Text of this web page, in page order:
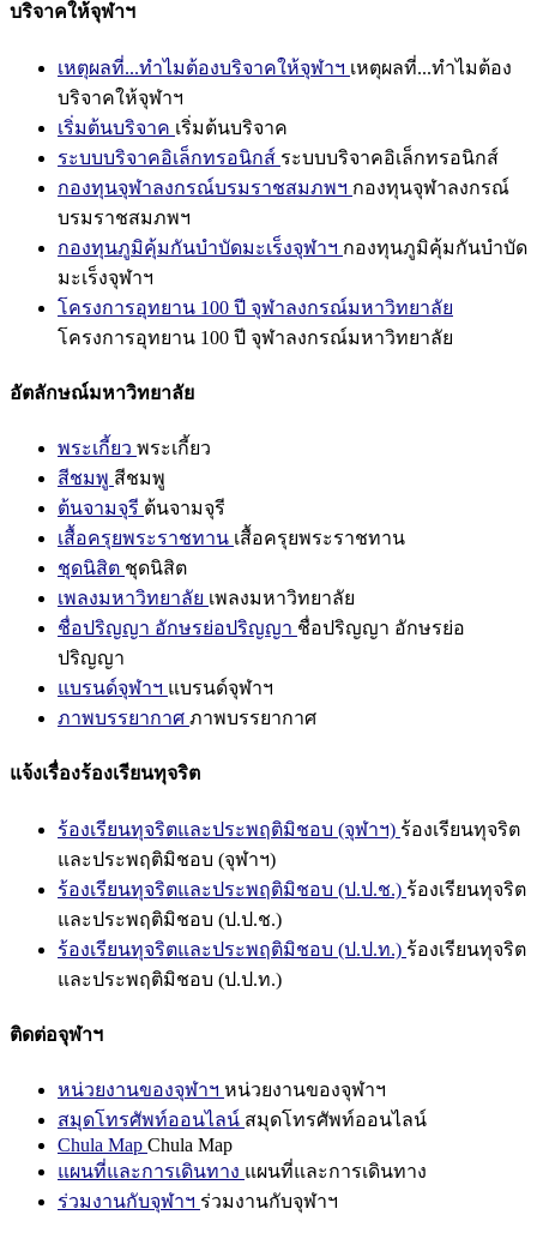
บริจาคให้จุฬาฯ
เหตุผลที่...ทำไมต้องบริจาคให้จุฬาฯ เหตุผลที่...ทำไมต้อง
บริจาคให้จุฬาฯ
เริ่มต้นบริจาค เริ่มต้นบริจาค
ระบบบริจาคอิเล็กทรอนิกส์ ระบบบริจาคอิเล็กทรอนิกส์
กองทุนจุฬาลงกรณ์บรมราชสมภพฯ กองทุนจุฬาลงกรณ์
บรมราชสมภพฯ
กองทุนภูมิคุ้มกันบำบัดมะเร็งจุฬาฯ กองทุนภูมิคุ้มกันบำบัด
มะเร็งจุฬาฯ
โครงการอุทยาน 100 ปี จุฬาลงกรณ์มหาวิทยาลัย
โครงการอุทยาน 100 ปี จุฬาลงกรณ์มหาวิทยาลัย
อัตลักษณ์มหาวิทยาลัย
พระเกี้ยว พระเกี้ยว
สีชมพู สีชมพู
ต้นจามจุรี ต้นจามจุรี
เสื้อครุยพระราชทาน เสื้อครุยพระราชทาน
ชุดนิสิต ชุดนิสิต
เพลงมหาวิทยาลัย เพลงมหาวิทยาลัย
ชื่อปริญญา อักษรย่อปริญญา ชื่อปริญญา อักษรย่อ
ปริญญา
แบรนด์จุฬาฯ แบรนด์จุฬาฯ
ภาพบรรยากาศ ภาพบรรยากาศ
แจ้งเรื่องร้องเรียนทุจริต
ร้องเรียนทุจริตและประพฤติมิชอบ (จุฬาฯ) ร้องเรียนทุจริต
และประพฤติมิชอบ (จุฬาฯ)
ร้องเรียนทุจริตและประพฤติมิชอบ (ป.ป.ช.) ร้องเรียนทุจริต
และประพฤติมิชอบ (ป.ป.ช.)
ร้องเรียนทุจริตและประพฤติมิชอบ (ป.ป.ท.) ร้องเรียนทุจริต
และประพฤติมิชอบ (ป.ป.ท.)
ติดต่อจุฬาฯ
หน่วยงานของจุฬาฯ หน่วยงานของจุฬาฯ
สมุดโทรศัพท์ออนไลน์ สมุดโทรศัพท์ออนไลน์
Chula Map Chula Map
แผนที่และการเดินทาง แผนที่และการเดินทาง
ร่วมงานกับจุฬาฯ ร่วมงานกับจุฬาฯ